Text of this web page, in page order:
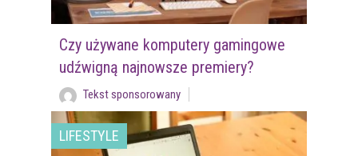
Czy używane komputery gamingowe
udźwigną najnowsze premiery?
Tekst sponsorowany
LIFESTYLE